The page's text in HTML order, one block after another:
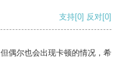
支持[0] 反对[0]
偶尔也会出现卡顿的情况，希